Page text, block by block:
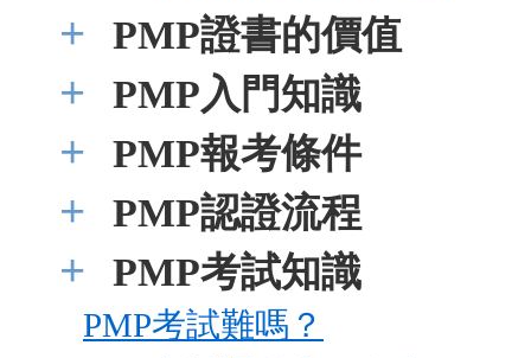
+ PMP證書的價值
+ PMP入門知識
+ PMP報考條件
+ PMP認證流程
+ PMP考試知識
PMP考試難嗎？